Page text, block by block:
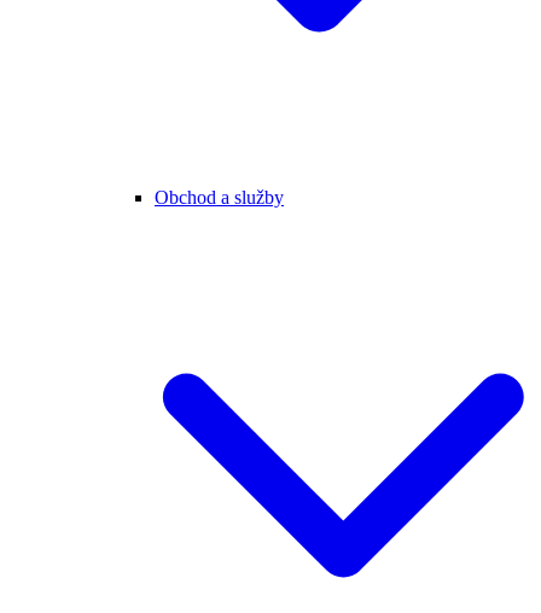
Obchod a služby